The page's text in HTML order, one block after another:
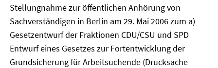
Stellungnahme zur öffentlichen Anhörung von
Sachverständigen in Berlin am 29. Mai 2006 zum a)
Gesetzentwurf der Fraktionen CDU/CSU und SPD
Entwurf eines Gesetzes zur Fortentwicklung der
Grundsicherung für Arbeitsuchende (Drucksache